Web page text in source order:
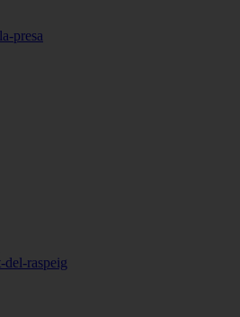
presa
del-raspeig